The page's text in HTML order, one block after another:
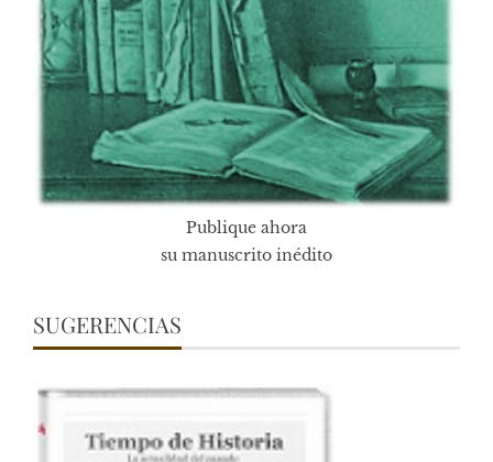
Publique ahora
su manuscrito inédito
SUGERENCIAS